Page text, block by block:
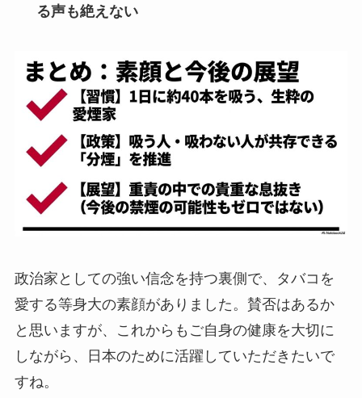
る声も絶えない
政治家としての強い信念を持つ裏側で、タバコを
愛する等身大の素顔がありました。賛否はあるか
と思いますが、これからもご自身の健康を大切に
しながら、日本のために活躍していただきたいで
すね。